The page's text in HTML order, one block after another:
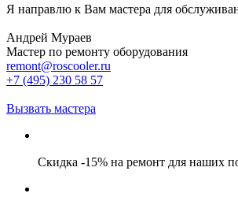
Я направлю к Вам мастера для
Андрей Мураев
Мастер по ремонту оборудования
remont@roscooler.ru
+7 (495) 230 58 57
Вызвать мастера
Скидка -15% на ремонт для наших